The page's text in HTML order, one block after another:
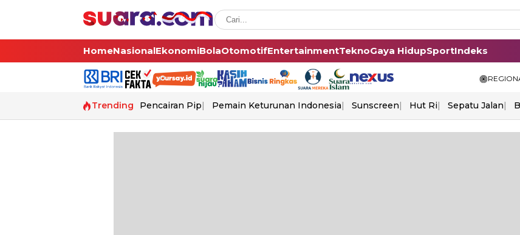
HomeNasionalEkonomiBolaOtomotifEntertainmentTeknoGaya HidupSportIndeks
Trending Pencairan Pip Pemain Keturunan Indonesia Sunscreen Hut Ri Sepatu Jalan